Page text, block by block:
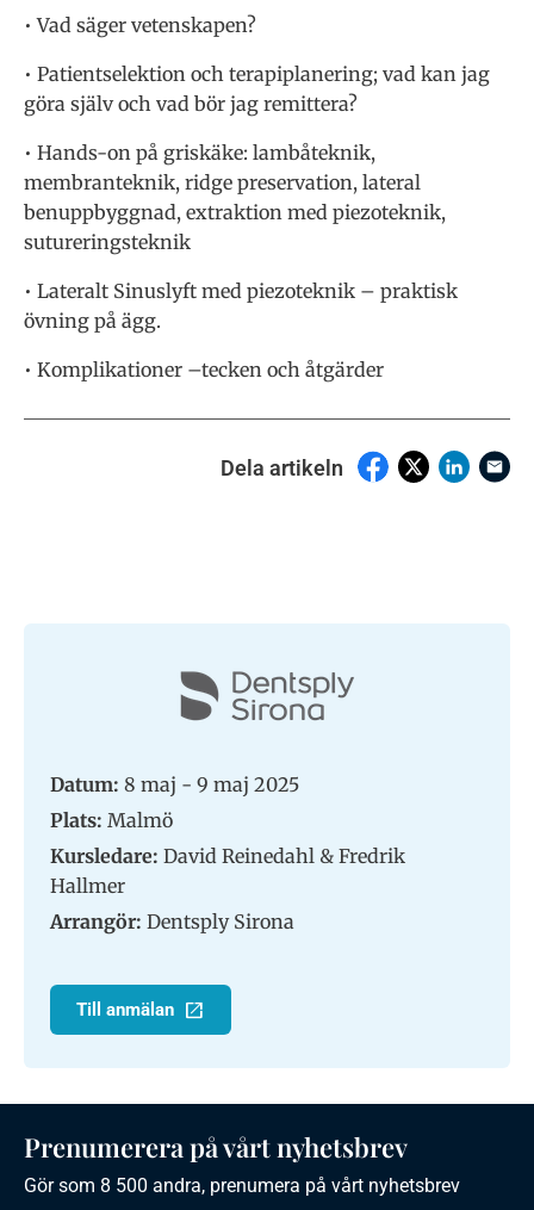
• Vad säger vetenskapen?
• Patientselektion och terapiplanering; vad kan jag
göra själv och vad bör jag remittera?
• Hands-on på griskäke: lambåteknik,
membranteknik, ridge preservation, lateral
benuppbyggnad, extraktion med piezoteknik,
sutureringsteknik
• Lateralt Sinuslyft med piezoteknik – praktisk
övning på ägg.
• Komplikationer –tecken och åtgärder
Dela artikeln
Datum: 8 maj - 9 maj 2025
Plats: Malmö
Kursledare: David Reinedahl & Fredrik
Hallmer
Arrangör: Dentsply Sirona
Till anmälan
Prenumerera på vårt nyhetsbrev
Gör som 8 500 andra, prenumera på vårt nyhetsbrev